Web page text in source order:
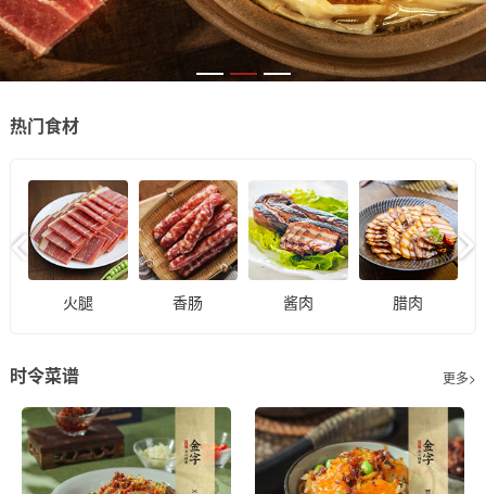
热门食材
火腿 香肠 酱肉 腊肉
更多>
时令菜谱